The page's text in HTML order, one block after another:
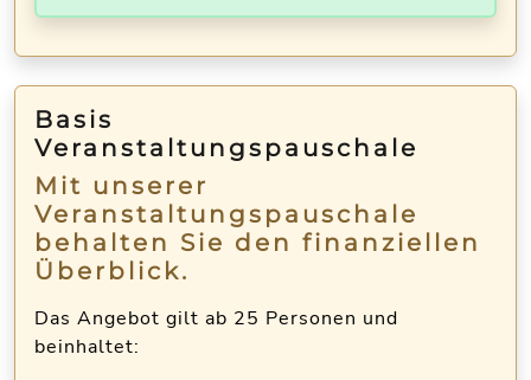
Basis
Veranstaltungspauschale
Mit unserer
Veranstaltungspauschale
behalten Sie den finanziellen
Überblick.
Das Angebot gilt ab 25 Personen und
beinhaltet: